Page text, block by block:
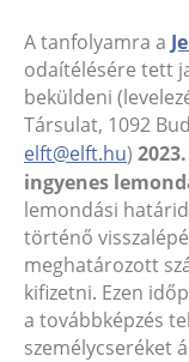
A tanfolyamra a
odaítélésére tett
beküldeni
Társulat, 1092
elft@elft.hu)
ingyenes
lemondási
történő
meghatározott
kifizetni. Ezen
a továbbképzés
személycseréket